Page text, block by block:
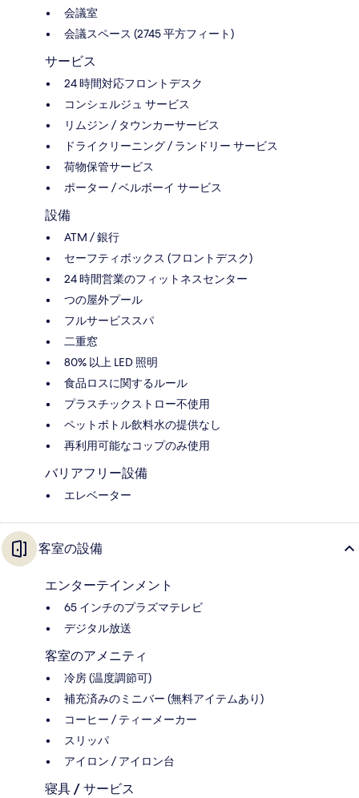
会議室
会議スペース (2745 平方フィート)
サービス
24 時間対応フロントデスク
コンシェルジュ サービス
リムジン / タウンカーサービス
ドライクリーニング / ランドリー サービス
荷物保管サービス
ポーター / ベルボーイ サービス
設備
ATM / 銀行
セーフティボックス (フロントデスク)
24 時間営業のフィットネスセンター
つの屋外プール
フルサービススパ
二重窓
80% 以上 LED 照明
食品ロスに関するルール
プラスチックストロー不使用
ペットボトル飲料水の提供なし
再利用可能なコップのみ使用
バリアフリー設備
エレベーター
客室の設備
エンターテインメント
65 インチのプラズマテレビ
デジタル放送
客室のアメニティ
冷房 (温度調節可)
補充済みのミニバー (無料アイテムあり)
コーヒー / ティーメーカー
スリッパ
アイロン / アイロン台
寝具 / サービス